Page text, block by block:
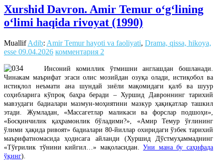
Xurshid Davron. Amir Temur o‘g‘lining
o‘limi haqida rivoyat (1990)
MuallifAdib: Amir Temur hayoti va faoliyati, Drama, qissa, hikoya,
esse 09.04.2026 комментария 2
Инсоний комиллик ўтмишни англашдан бошланади.
Чинакам маърифат эгаси олис мозийдан озуқа олади, истиқобол ва
истиқлол неъмати ана шундай зиёли мақомидаги қалб ва шуур
соҳибларига кўпроқ баҳра беради – Хуршид Давроннинг тарихий
мавзудаги бадиалари мазмун-моҳиятини мазкур ҳақиқатлар ташкил
этади. Жумладан, «Массагетлар маликаси ва форслар подшоҳи»,
«Босқинчилик қаҳрамонлик бўладими?», «Амир Темур ўғлининг
ўлими ҳақида ривоят» бадиалари 80-йиллар охиридаги ўзбек тарихий
маърифатномасида ҳодисага айланди
(Хуршид Дўстмуҳаммаднинг
«Тўғрилик тўнини кийгил…» мақоласидан.Уни мана бу саҳифада
ўқинг).